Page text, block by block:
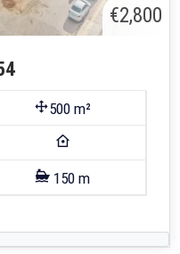
€2,800
500 m²
150 m